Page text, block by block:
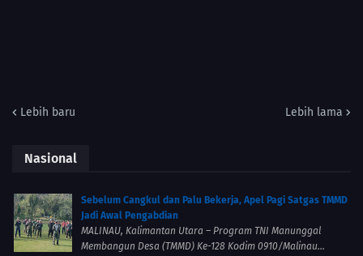
Lebih baru Lebih lama
Nasional
Sebelum Cangkul dan Palu Bekerja, Apel Pagi Satgas TMMD
Jadi Awal Pengabdian
MALINAU, Kalimantan Utara – Program TNI Manunggal
Membangun Desa (TMMD) Ke-128 Kodim 0910/Malinau...